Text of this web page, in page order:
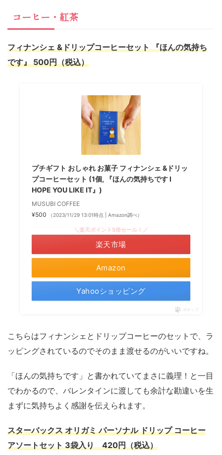
コーヒー・紅茶
フィナンシェ &ドリップコーヒーセット 『ほんの気持ち
です』 500円（税込）
プチギフト おしゃれ お菓子 フィナンシェ &ドリッ
プコーヒーセット (1個, 『ほんの気持ちです I
HOPE YOU LIKE IT』)
MUSUBI COFFEE
¥500
（2023/11/29 13:01時点 | Amazon調べ）
Amazon
＼楽天ポイント5倍セール！／
楽天市場
Yahooショッピング
ポチップ
こちらはフィナンシェとドリップコーヒーのセットで、ラ
ッピングされているのでそのまま渡せるのがいいですね。
「ほんの気持ちです」と書かれていてまさに義理！と一目
でわかるので、バレンタインに渡しても余計な勘違いを生
まずに気持ちよく感謝を伝えられます。
スターバックス オリガミ パーソナル ドリップ コーヒー
アソートセット 3袋入り 420円（税込）